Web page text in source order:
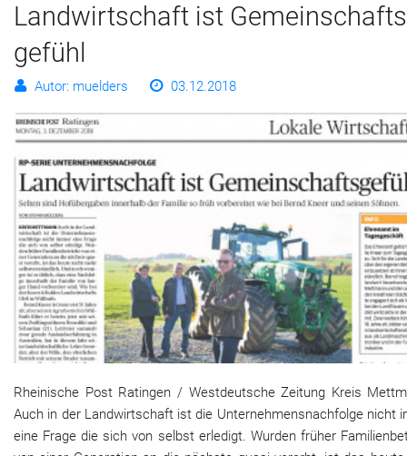
Land­wirt­schaft ist
ge­fühl
Autor: muelders 03.12.2018
Rheinische Post Ratingen / Westdeutsche Zeitung Kreis
Auch in der Landwirtschaft ist die Unternehmensnachfolge nicht
eine Frage die sich von selbst erledigt. Wurden früher